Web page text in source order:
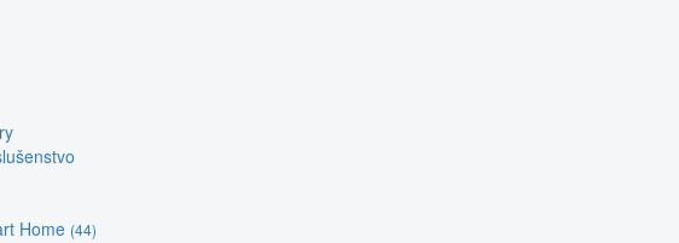
Home (44)